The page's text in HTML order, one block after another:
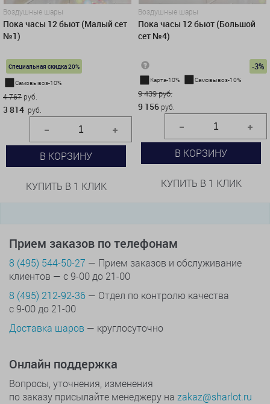
Воздушные шары
Пока часы 12 бьют (Малый сет
№1)
Специальная скидка 20%
Самовывоз-10%
4 767 руб.
3 814 руб.
В КОРЗИНУ
КУПИТЬ В 1 КЛИК
Воздушные шары
Пока часы 12 бьют (Большой
сет №4)
-3%
Карта-10% Самовывоз-10%
9 439 руб.
9 156 руб.
В КОРЗИНУ
КУПИТЬ В 1 КЛИК
Прием заказов по телефонам
8 (495) 544-50-27 — Прием заказов и обслуживание
клиентов — с 9-00 до 21-00
8 (495) 212-92-36 — Отдел по контролю качества
с 9-00 до 21-00
Доставка шаров — круглосуточно
Онлайн поддержка
Вопросы, уточнения, изменения
по заказу присылайте менеджеру на zakaz@sharlot.ru